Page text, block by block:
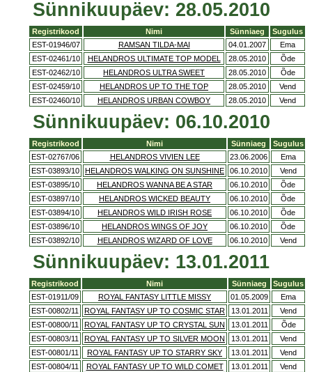
Sünnikuupäev: 28.05.2010
Registrikood Nimi Sünniaeg
Sugulus
EST-01946/07
RAMSAN TILDA-MAI 04.01.2007
Ema
EST-02461/10
HELANDROS ULTIMATE TOP MODEL 28.05.2010
Õde
EST-02462/10
HELANDROS ULTRA SWEET 28.05.2010
Õde
EST-02459/10
HELANDROS UP TO THE TOP 28.05.2010
Vend
EST-02460/10
HELANDROS URBAN COWBOY 28.05.2010 Vend
Sünnikuupäev: 06.10.2010
Registrikood Nimi Sünniaeg
Sugulus
EST-02767/06
HELANDROS VIVIEN LEE 23.06.2006
Ema
EST-03893/10
HELANDROS WALKING ON SUNSHINE 06.10.2010
Vend
EST-03895/10
HELANDROS WANNA BE A STAR 06.10.2010
Õde
EST-03897/10
HELANDROS WICKED BEAUTY 06.10.2010
Õde
EST-03894/10
HELANDROS WILD IRISH ROSE 06.10.2010
Õde
EST-03896/10
HELANDROS WINGS OF JOY 06.10.2010
Õde
EST-03892/10
HELANDROS WIZARD OF LOVE 06.10.2010 Vend
Sünnikuupäev: 13.01.2011
Registrikood Nimi Sünniaeg
Sugulus
EST-01911/09
ROYAL FANTASY LITTLE MISSY 01.05.2009
Ema
EST-00802/11
ROYAL FANTASY UP TO COSMIC STAR 13.01.2011
Vend
EST-00800/11
ROYAL FANTASY UP TO CRYSTAL SUN 13.01.2011
Õde
EST-00803/11
ROYAL FANTASY UP TO SILVER MOON 13.01.2011
Vend
EST-00801/11
ROYAL FANTASY UP TO STARRY SKY 13.01.2011
Vend
EST-00804/11
ROYAL FANTASY UP TO WILD COMET 13.01.2011 Vend